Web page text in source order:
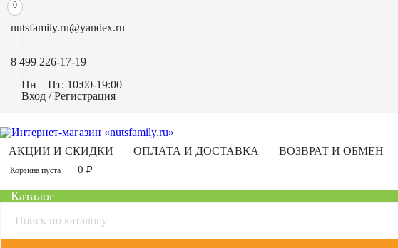
nutsfamily.ru@yandex.ru
8 499 226-17-19
Пн – Пт: 10:00-19:00
Вход / Регистрация
АКЦИИ И СКИДКИ ОПЛАТА И ДОСТАВКА ВОЗВРАТ И ОБМЕН
Корзина пуста
0
0 ₽
Каталог